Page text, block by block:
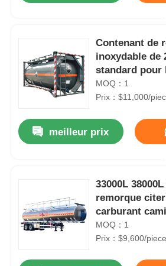
Contenant de
inoxydable de
standard pour
matières
MOQ：1
Prix：$11,000/
meilleur prix
33000L
remorque
carburant
dimensions
MOQ：1
Prix：$9,600/